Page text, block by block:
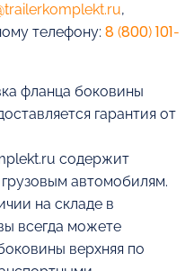
,
телефону: 8 (800) 101-
фланца боковины
гарантия от
содержит
грузовым автомобилям.
на складе в
всегда можете
верхняя по